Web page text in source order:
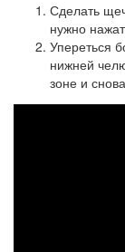
Сделать
нужно
Упереться
нижней
зоне и